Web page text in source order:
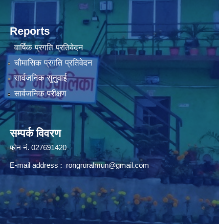
Reports
वार्षिक प्रगति प्रतिवेदन
चौमासिक प्रगति प्रतिवेदन
सार्वजनिक सुनुवाई
सार्वजनिक परीक्षण
सम्पर्क विवरण
फोन न‌ं. 027691420
E-mail address : rongruralmun@gmail.com